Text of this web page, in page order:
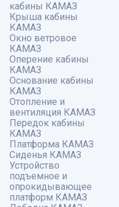
кабины КАМАЗ
Крыша кабины
КАМАЗ
Окно ветровое
КАМАЗ
Оперение кабины
КАМАЗ
Основание кабины
КАМАЗ
Отопление и
вентиляция КАМАЗ
Передок кабины
КАМАЗ
Платформа КАМАЗ
Сиденья КАМАЗ
Устройство
подъемное и
опрокидывающее
платформ КАМАЗ